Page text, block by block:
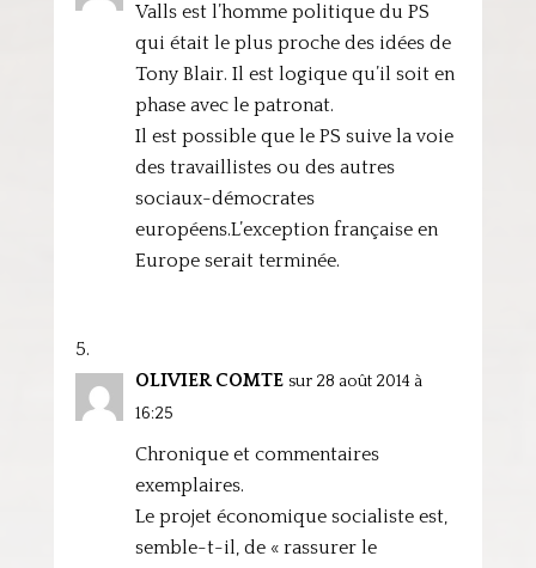
Valls est l’homme politique du PS
qui était le plus proche des idées de
Tony Blair. Il est logique qu’il soit en
phase avec le patronat.
Il est possible que le PS suive la voie
des travaillistes ou des autres
sociaux-démocrates
européens.L’exception française en
Europe serait terminée.
OLIVIER COMTE sur 28 août 2014 à
16:25
Chronique et commentaires
exemplaires.
Le projet économique socialiste est,
semble-t-il, de « rassurer le